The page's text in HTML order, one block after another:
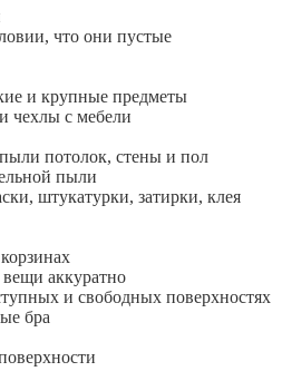
что они пустые
и крупные предметы
чехлы с мебели
потолок, стены и пол
пыли
штукатурки, затирки, клея
аккуратно
и свободных поверхностях
бра